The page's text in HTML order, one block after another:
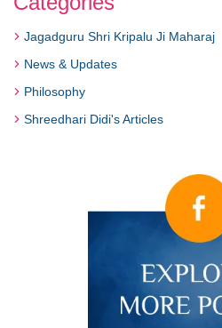
Jagadguru Shri Kripalu Ji Maharaj
News & Updates
Philosophy
Shreedhari Didi's Articles